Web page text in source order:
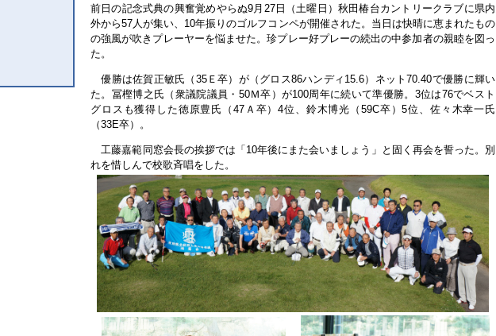
前日の記念式典の興奮覚めやらぬ9月 27日（土曜日）秋田椿台カントリークラブに県内
外から57人が集い、 10年振りのゴルフコンペが開催された。当日は快晴に恵まれたもの
の強風が吹きプレーヤーを悩ませた。珍プレー好プレーの続出の中参加者の親睦を図っ
た。
優勝は佐賀正敏氏（ 35Ｅ卒）が（グロス86ハンディ 15.6）ネット70.40で優勝に輝い
た。冨樫博之氏（衆議院議員・ 50Ｍ卒）が100周年に続いて準優勝。 3位は76でベスト
グロスも獲得した徳原豊氏（ 47Ａ卒）4位、鈴木博光（ 59C卒）5位、佐々木幸一氏
（33E卒）。
工藤嘉範同窓会長の挨拶では「10年後にまた会いましょう」と固く再会を誓った。別
れを惜しんで校歌斉唱をした。